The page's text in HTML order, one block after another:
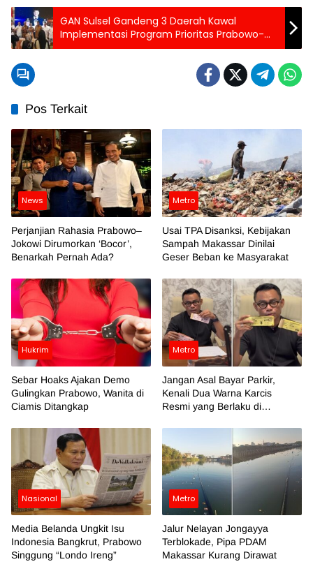
GAN Sulsel Gandeng 3 Daerah Kawal
Implementasi Program Prioritas Prabowo-
Gibran
Pos Terkait
News
Perjanjian Rahasia Prabowo–
Jokowi Dirumorkan ‘Bocor’,
Benarkah Pernah Ada?
Metro
Usai TPA Disanksi, Kebijakan
Sampah Makassar Dinilai
Geser Beban ke Masyarakat
Hukrim
Sebar Hoaks Ajakan Demo
Gulingkan Prabowo, Wanita di
Ciamis Ditangkap
Metro
Jangan Asal Bayar Parkir,
Kenali Dua Warna Karcis
Resmi yang Berlaku di
Nasional
Media Belanda Ungkit Isu
Indonesia Bangkrut, Prabowo
Singgung “Londo Ireng”
Metro
Jalur Nelayan Jongayya
Terblokade, Pipa PDAM
Makassar Kurang Dirawat